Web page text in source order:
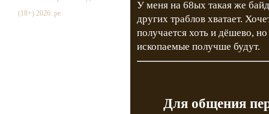
(18+) 2026: ре
У меня на 68ых такая же
других траблов хватает.
получается хоть и дёшево,
ископаемые получше будут.
Для общения